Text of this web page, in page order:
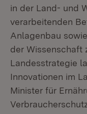
in der Land- und
verarbeitenden
Anlagenbau
der Wissenschaft
Landesstrategie
Innovationen im
Minister für